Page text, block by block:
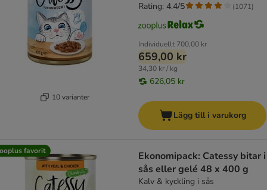
10 varianter
Individuellt 700,00 kr
659,00 kr
34,30 kr / kg
626,05 kr
Rating: 4.4/5 (1071)
Lägg till i varukorg
favorit
Ekonomipack: Catessy bitar i
sås eller gelé 48 x 400 g
Kalv & kyckling i sås